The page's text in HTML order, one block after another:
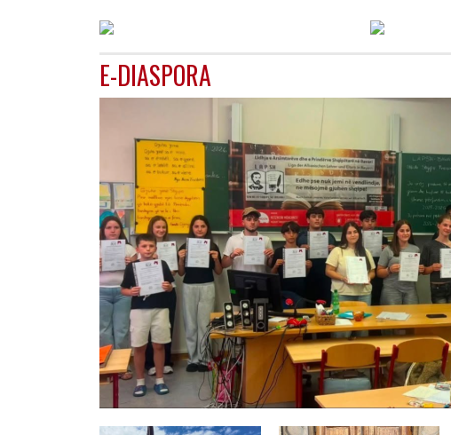
E-DIASPORA